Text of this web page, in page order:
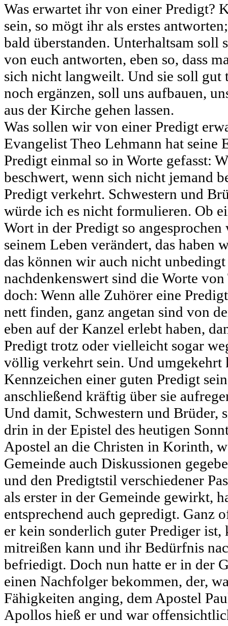
Was erwartet ihr von einer Predigt?
sein, so mögt ihr als erstes
bald überstanden. Unterhaltsam soll
von euch antworten, eben so, dass
sich nicht langweilt. Und sie soll
noch ergänzen, soll uns aufbauen,
aus der Kirche gehen lassen.
Was sollen wir von einer Predigt
Evangelist Theo Lehmann hat seine
Predigt einmal so in Worte gefasst:
beschwert, wenn sich nicht jemand
Predigt verkehrt. Schwestern und
würde ich es nicht formulieren. Ob
Wort in der Predigt so angesprochen
seinem Leben verändert, das haben
das können wir auch nicht
nachdenkenswert sind die Worte
doch: Wenn alle Zuhörer eine
nett finden, ganz angetan sind von
eben auf der Kanzel erlebt haben,
Predigt trotz oder vielleicht sogar
völlig verkehrt sein. Und umgekehrt
Kennzeichen einer guten Predigt
anschließend kräftig über sie
Und damit, Schwestern und Brüder,
drin in der Epistel des heutigen
Apostel an die Christen in Korinth,
Gemeinde auch Diskussionen
und den Predigtstil verschiedener
als erster in der Gemeinde gewirkt,
entsprechend auch gepredigt. Ganz
er kein sonderlich guter Prediger ist,
mitreißen kann und ihr Bedürfnis
befriedigt. Doch nun hatte er in der
einen Nachfolger bekommen, der,
Fähigkeiten anging, dem Apostel
Apollos hieß er und war